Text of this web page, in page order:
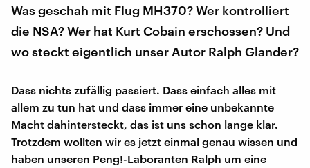
Was geschah mit Flug MH370? Wer kontrolliert
die NSA? Wer hat Kurt Cobain erschossen? Und
wo steckt eigentlich unser Autor Ralph Glander?
Dass nichts zufällig passiert. Dass einfach alles mit
allem zu tun hat und dass immer eine unbekannte
Macht dahintersteckt, das ist uns schon lange klar.
Trotzdem wollten wir es jetzt einmal genau wissen und
haben unseren Peng!-Laboranten Ralph um eine